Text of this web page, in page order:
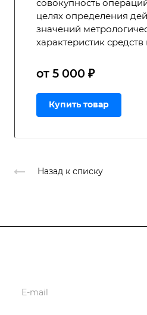
совокупность
целях определения
значений
характеристик
от 5 000 ₽
Купить товар
Назад к списку